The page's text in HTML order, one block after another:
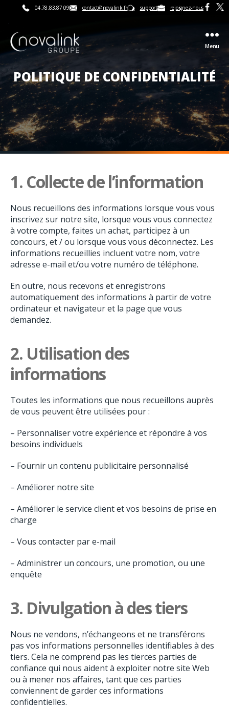
04.78.83.87.09 contact@novalink.fr support rejoignez-nous
Novalink
Menu
POLITIQUE DE CONFIDENTIALITÉ
1. Collecte de l’information
Nous recueillons des informations lorsque vous vous
inscrivez sur notre site, lorsque vous vous connectez
à votre compte, faites un achat, participez à un
concours, et / ou lorsque vous vous déconnectez. Les
informations recueillies incluent votre nom, votre
adresse e-mail et/ou votre numéro de téléphone.
En outre, nous recevons et enregistrons
automatiquement des informations à partir de votre
ordinateur et navigateur et la page que vous
demandez.
2. Utilisation des
informations
Toutes les informations que nous recueillons auprès
de vous peuvent être utilisées pour :
– Personnaliser votre expérience et répondre à vos
besoins individuels
– Fournir un contenu publicitaire personnalisé
– Améliorer notre site
– Améliorer le service client et vos besoins de prise en
charge
– Vous contacter par e-mail
– Administrer un concours, une promotion, ou une
enquête
3. Divulgation à des tiers
Nous ne vendons, n’échangeons et ne transférons
pas vos informations personnelles identifiables à des
tiers. Cela ne comprend pas les tierces parties de
confiance qui nous aident à exploiter notre site Web
ou à mener nos affaires, tant que ces parties
conviennent de garder ces informations
confidentielles.